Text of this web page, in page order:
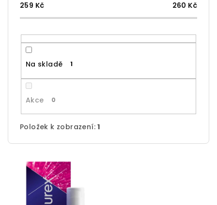
259 Kč 260 Kč
Na skladě 1
Akce 0
Položek k zobrazení:1